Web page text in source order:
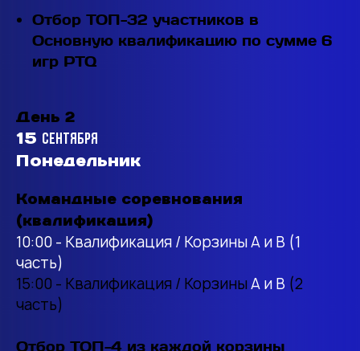
Отбор ТОП-32 участников в
Основную квалификацию по сумме 6
игр PTQ
День 2
15 сентября
Понедельник
Командные соревнования
(квалификация)
10:00 - Квалификация / Корзины А и B (1
часть)
15:00 - Квалификация / КорзиныА и B (2
часть)
Отбор ТОП-4 из каждой корзины